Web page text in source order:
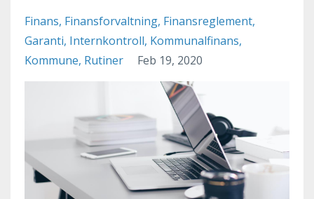
Finans Finansforvaltning Finansreglement
Garanti Internkontroll Kommunalfinans
Kommune Rutiner Feb 19, 2020